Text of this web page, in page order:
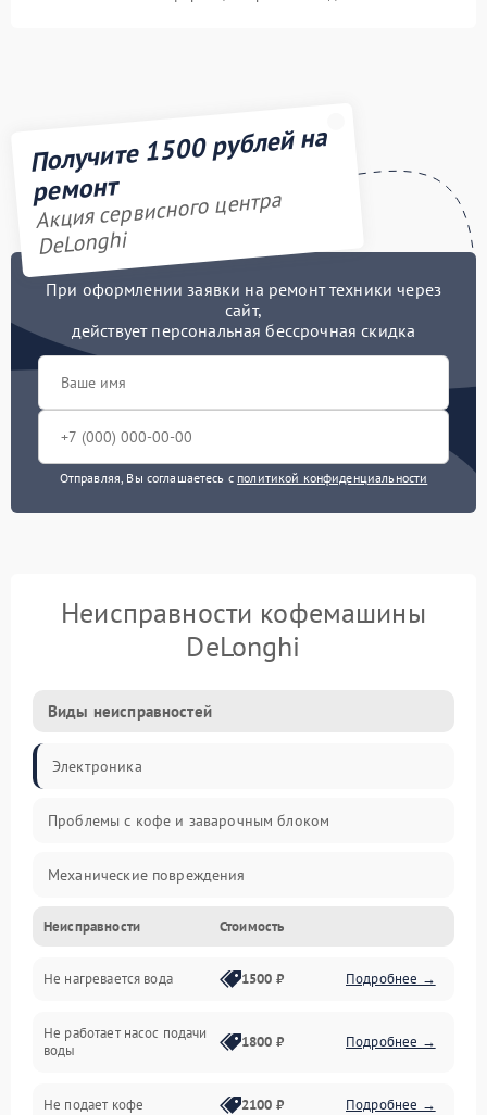
Получите 1500 рублей на
ремонт
Акция сервисного центра
DeLonghi
При оформлении заявки на ремонт техники через
сайт,
действует персональная бессрочная скидка
Отправляя, Вы соглашаетесь с политикой конфиденциальности
Неисправности кофемашины
DeLonghi
Виды неисправностей
Электроника
Проблемы с кофе и заварочным блоком
Механические повреждения
Прочие неисправности
Включение и работа
Проблемы с водой
Проблемы с капучинатором и паром
Неисправности Стоимость
Не нагревается вода 1500 ₽ Подробнее →
Не работает насос подачи
воды
1800 ₽ Подробнее →
Не подает кофе 2100 ₽ Подробнее →